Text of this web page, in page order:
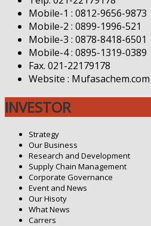
Mobile-1 : 0812-9656-9873
Mobile-2 : 0899-1996-521
Mobile-3 : 0878-8418-6501
Mobile-4 : 0895-1319-0389
Fax. 021-22179178
Website : Mufasachem.com
INVESTOR
Strategy
Our Business
Research and Development
Supply Chain Management
Corporate Governance
Event and News
Our Hisoty
What News
Carrers